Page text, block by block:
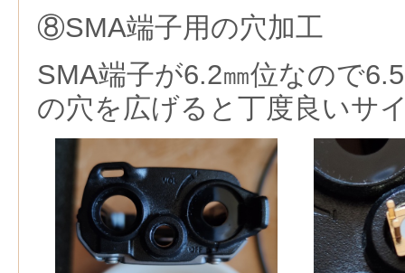
⑧SMA端子用の穴加工
SMA端子が6.2㎜位なので
の穴を広げると丁度良いサ